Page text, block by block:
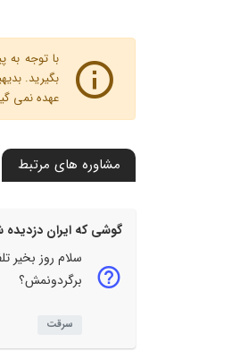
با توجه به
بگیرید.
عهده نمی
مشاوره های مرتبط
گوشی که ایران
سلام روز بخیر
برگردونمش؟
سرقت